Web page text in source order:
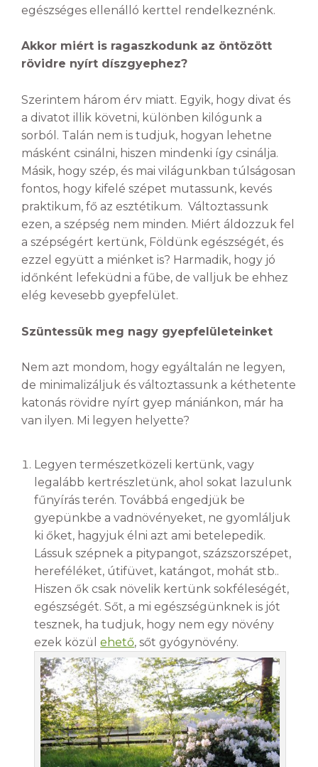
egészséges ellenálló kerttel rendelkeznénk.
Akkor miért is ragaszkodunk az öntözött
rövidre nyírt díszgyephez?
Szerintem három érv miatt. Egyik, hogy divat és
a divatot illik követni, különben kilógunk a
sorból. Talán nem is tudjuk, hogyan lehetne
másként csinálni, hiszen mindenki így csinálja.
Másik, hogy szép, és mai világunkban túlságosan
fontos, hogy kifelé szépet mutassunk, kevés
praktikum, fő az esztétikum. Változtassunk
ezen, a szépség nem minden. Miért áldozzuk fel
a szépségért kertünk, Földünk egészségét, és
ezzel együtt a miénket is? Harmadik, hogy jó
időnként lefeküdni a fűbe, de valljuk be ehhez
elég kevesebb gyepfelület.
Szüntessük meg nagy gyepfelületeinket
Nem azt mondom, hogy egyáltalán ne legyen,
de minimalizáljuk és változtassunk a kéthetente
katonás rövidre nyírt gyep mániánkon, már ha
van ilyen. Mi legyen helyette?
Legyen természetközeli kertünk, vagy
legalább kertrészletünk, ahol sokat lazulunk
fűnyírás terén. Továbbá engedjük be
gyepünkbe a vadnövényeket, ne gyomláljuk
ki őket, hagyjuk élni azt ami betelepedik.
Lássuk szépnek a pitypangot, százszorszépet,
hereféléket, útifüvet, katángot, mohát stb..
Hiszen ők csak növelik kertünk sokféleségét,
egészségét. Sőt, a mi egészségünknek is jót
tesznek, ha tudjuk, hogy nem egy növény
ezek közülehető, sőt gyógynövény.